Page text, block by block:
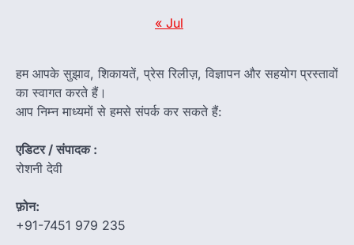
« Jul
हम आपके सुझाव, शिकायतें, प्रेस रिलीज़, विज्ञापन और सहयोग प्रस्तावों
का स्वागत करते हैं।
आप निम्न माध्यमों से हमसे संपर्क कर सकते हैं:
एडिटर / संपादक :
रोशनी देवी
फ़ोन:
+91-7451 979 235